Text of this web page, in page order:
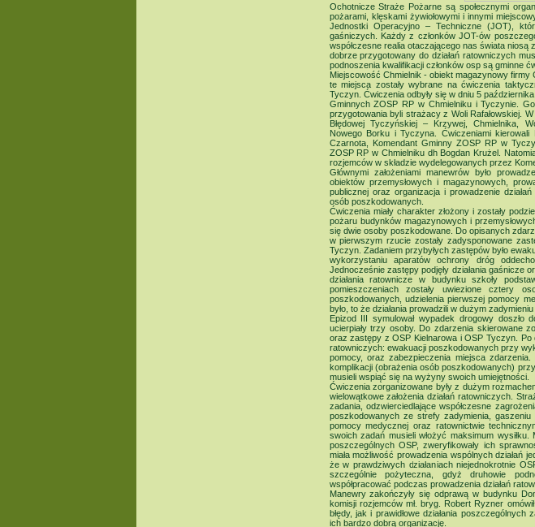
Ochotnicze Straże Pożarne są społecznymi
pożarami, klęskami żywiołowymi i innymi
Jednostki Operacyjno – Techniczne (JOT),
gaśniczych. Każdy z członków JOT-ów
współczesne realia otaczającego nas świata
dobrze przygotowany do działań ratowniczych
podnoszenia kwalifikacji członków osp są gminne
Miejscowość Chmielnik - obiekt magazynowy firmy
te miejsca zostały wybrane na ćwiczenia
Tyczyn. Ćwiczenia odbyły się w dniu 5
Gminnych ZOSP RP w Chmielniku i Tyczynie.
przygotowania byli strażacy z Woli Rafałowskiej.
Błędowej Tyczyńskiej – Krzywej, Chmielnika,
Nowego Borku i Tyczyna. Ćwiczeniami
Czarnota, Komendant Gminny ZOSP RP w
ZOSP RP w Chmielniku dh Bogdan Krużel.
rozjemców w składzie wydelegowanych przez
Głównymi założeniami manewrów było
obiektów przemysłowych i magazynowych,
publicznej oraz organizacja i prowadzenie
osób poszkodowanych.
Ćwiczenia miały charakter złożony i zostały
pożaru budynków magazynowych i
się dwie osoby poszkodowane. Do opisanych
w pierwszym rzucie zostały zadysponowane
Tyczyn. Zadaniem przybyłych zastępów było
wykorzystaniu aparatów ochrony dróg
Jednocześnie zastępy podjęły działania gaśnicze
działania ratownicze w budynku szkoły
pomieszczeniach zostały uwiezione cztery
poszkodowanych, udzielenia pierwszej pomocy
było, to że działania prowadzili w dużym
Epizod III symulował wypadek drogowy
ucierpiały trzy osoby. Do zdarzenia skierowane
oraz zastępy z OSP Kielnarowa i OSP Tyczyn.
ratowniczych: ewakuacji poszkodowanych przy
pomocy, oraz zabezpieczenia miejsca
komplikacji (obrażenia osób poszkodowanych)
musieli wspiąć się na wyżyny swoich umiejętności.
Ćwiczenia zorganizowane były z dużym
wielowątkowe założenia działań ratowniczych.
zadania, odzwierciedlające współczesne
poszkodowanych ze strefy zadymienia,
pomocy medycznej oraz ratownictwie
swoich zadań musieli włożyć maksimum
poszczególnych OSP, zweryfikowały ich
miała możliwość prowadzenia wspólnych działań
że w prawdziwych działaniach niejednokrotnie
szczególnie pożyteczna, gdyż druhowie
współpracować podczas prowadzenia działań
Manewry zakończyły się odprawą w budynku
komisji rozjemców mł. bryg. Robert Ryzner
błędy, jak i prawidłowe działania
ich bardzo dobrą organizację.